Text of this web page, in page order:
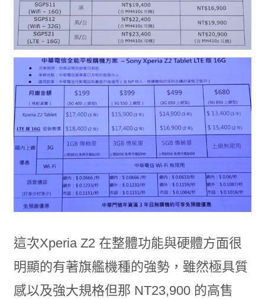
這次Xperia Z2 在整體功能與硬體方面很
明顯的有著旗艦機種的強勢，雖然極具質
感以及強大規格但那 NT23,900 的高售